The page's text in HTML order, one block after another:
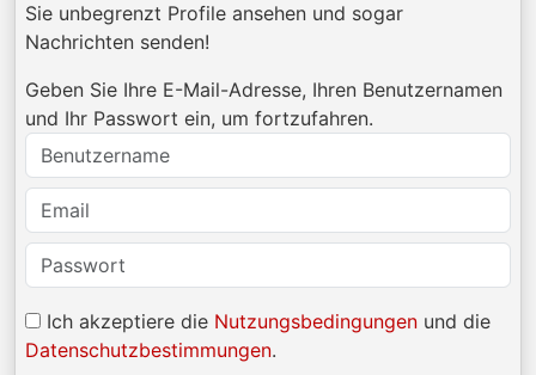
Sie unbegrenzt Profile ansehen und sogar
Nachrichten senden!
Geben Sie Ihre E-Mail-Adresse, Ihren Benutzernamen
und Ihr Passwort ein, um fortzufahren.
Ich akzeptiere die Nutzungsbedingungen und die
Datenschutzbestimmungen.